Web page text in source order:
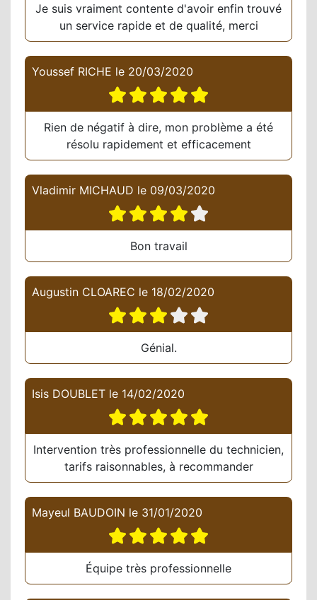
Je suis vraiment contente d'avoir enfin trouvé
un service rapide et de qualité, merci
Youssef RICHE le 20/03/2020
Rien de négatif à dire, mon problème a été
résolu rapidement et efficacement
Vladimir MICHAUD le 09/03/2020
Bon travail
Augustin CLOAREC le 18/02/2020
Génial.
Isis DOUBLET le 14/02/2020
Intervention très professionnelle du technicien,
tarifs raisonnables, à recommander
Mayeul BAUDOIN le 31/01/2020
Équipe très professionnelle